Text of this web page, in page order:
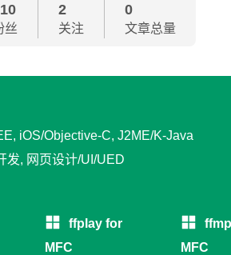
丝
2
关注
0
文章总量
iOS/Objective-C, J2ME/K-Java
发, 网页设计/UI/UED
ffplay for
MFC
MFC